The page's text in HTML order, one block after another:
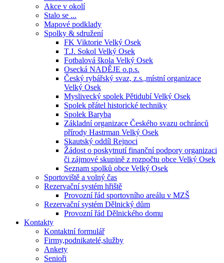
Akce v okolí
Stalo se ...
Mapové podklady
Spolky & sdružení
FK Viktorie Velký Osek
T.J. Sokol Velký Osek
Fotbalová škola Velký Osek
Osecká NADĚJE o.p.s.
Český rybářský svaz, z.s.,místní organizace
Velký Osek
Myslivecký spolek Pětidubí Velký Osek
Spolek přátel historické techniky
Spolek Baryba
Základní organizace Českého svazu ochránců
přírody Hastrman Velký Osek
Skautský oddíl Rejnoci
Žádost o poskytnutí finanční podpory organizaci
či zájmové skupině z rozpočtu obce Velký Osek
Seznam spolků obce Velký Osek
Sportoviště a volný čas
Rezervační systém hřiště
Provozní řád sportovního areálu v MZŠ
Rezervační systém Dělnický dům
Provozní řád Dělnického domu
Kontakty
Kontaktní formulář
Firmy,podnikatelé,služby
Ankety
Senioři